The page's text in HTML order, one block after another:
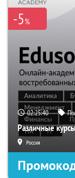
-5%
02:25:39
Различные
Россия